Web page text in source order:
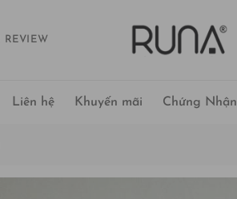
REVIEW
Liên hệ Khuyến mãi Chứng Nhận